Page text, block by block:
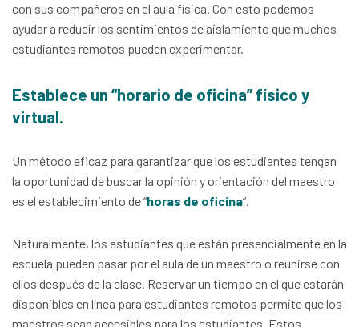
con sus compañeros en el aula física. Con esto podemos
ayudar a reducir los sentimientos de aislamiento que muchos
estudiantes remotos pueden experimentar.
Establece un “horario de oficina” físico y
virtual.
Un método eficaz para garantizar que los estudiantes tengan
la oportunidad de buscar la opinión y orientación del maestro
es el establecimiento de “horas de oficina“.
Naturalmente, los estudiantes que están presencialmente en la
escuela pueden pasar por el aula de un maestro o reunirse con
ellos después de la clase. Reservar un tiempo en el que estarán
disponibles en línea para estudiantes remotos permite que los
maestros sean accesibles para los estudiantes. Estos